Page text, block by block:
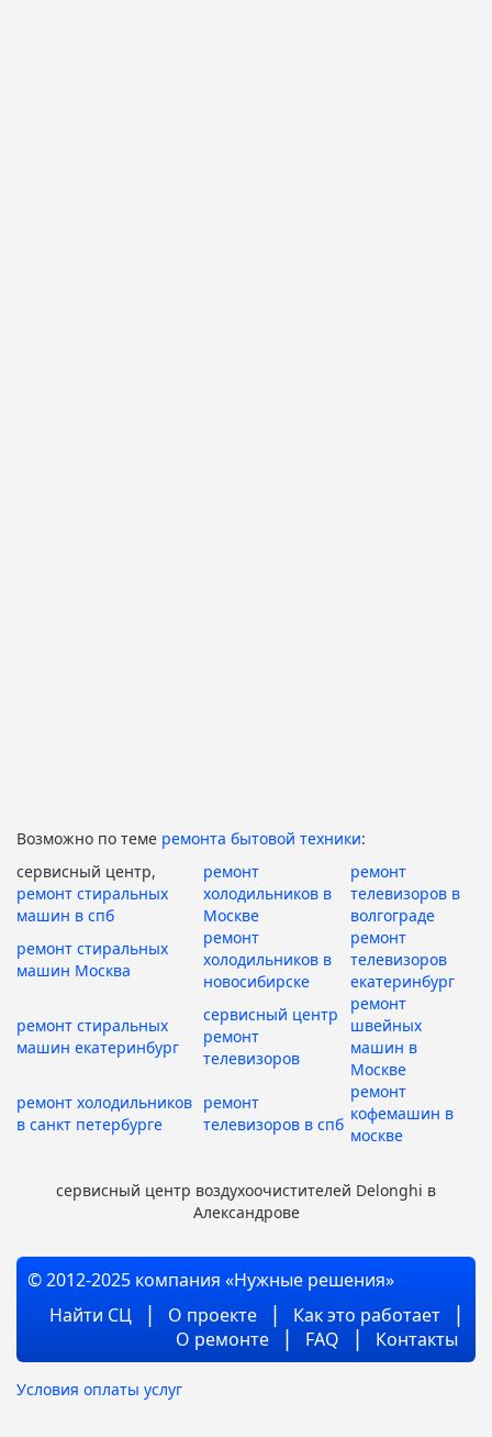
Возможно по теме ремонта бытовой техники:
сервисный центр,
ремонт стиральных
машин в спб
ремонт
холодильников в
Москве
ремонт
телевизоров в
волгограде
ремонт стиральных
машин Москва
ремонт
холодильников в
новосибирске
ремонт
телевизоров
екатеринбург
ремонт стиральных
машин екатеринбург
сервисный центр
ремонт
телевизоров
ремонт
швейных
машин в
Москве
ремонт холодильников
в санкт петербурге
ремонт
телевизоров в спб
ремонт
кофемашин в
москве
сервисный центр воздухоочистителей Delonghi в
Александрове
© 2012-2025 компания «Нужные решения»
Найти СЦ
О проекте
Как это работает
О ремонте
FAQ Контакты
Условия оплаты услуг